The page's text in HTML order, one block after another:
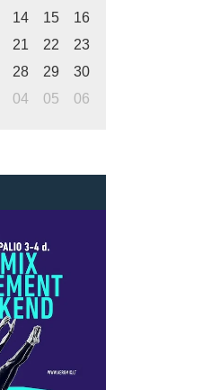
14 15
16
21 22
23
28 29
30
04 05 06